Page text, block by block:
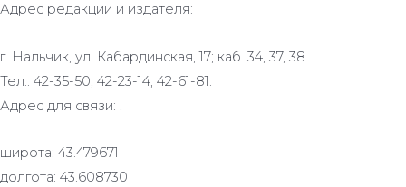
Адрес редакции и издателя:
г. Нальчик, ул. Кабардинская, 17; каб. 34, 37, 38.
Тел.: 42-35-50, 42-23-14, 42-61-81.
Адрес для связи: .
широта: 43.479671
долгота: 43.608730